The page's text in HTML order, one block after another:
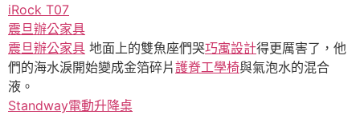
iRock T07
震旦辦公家具
震旦辦公家具 地面上的雙魚座們哭巧寓設計得更厲害了，他
們的海水淚開始變成金箔碎片護脊工學椅與氣泡水的混合
液。
Standway電動升降桌